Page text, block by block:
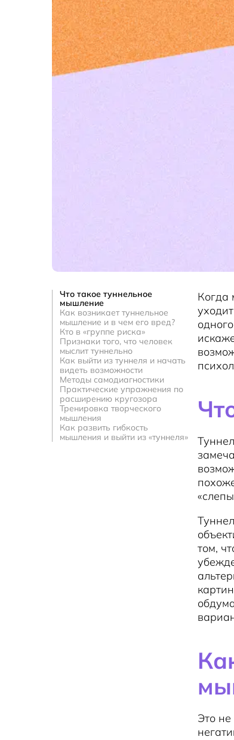
Что такое туннельное
мышление
Как возникает туннельное
мышление и в чем его вред?
Кто в «группе риска»
Признаки того, что человек
мыслит туннельно
Как выйти из туннеля и начать
видеть возможности
Методы самодиагностики
Практические упражнения по
расширению кругозора
Тренировка творческого
мышления
Как развить гибкость
мышления и выйти из «туннеля»
Когда
том,
Это